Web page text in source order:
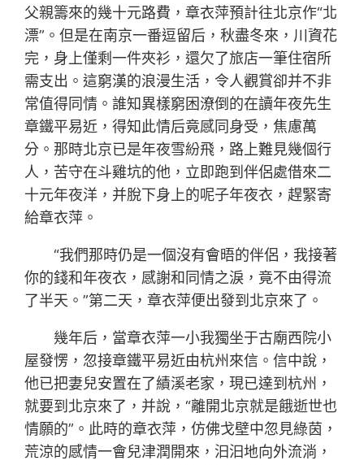
父親籌來的幾十元路費，章衣萍預計往北京作“北
漂”。但是在南京一番逗留后，秋盡冬來，川資花
完，身上僅剩一件夾衫，還欠了旅店一筆住宿所
需支出。這窮漢的浪漫生活，令人觀賞卻并不非
常值得同情。誰知異樣窮困潦倒的在讀年夜先生
章鐵平易近，得知此情后竟感同身受，焦慮萬
分。那時北京已是年夜雪紛飛，路上難見幾個行
人，苦守在斗雞坑的他，立即跑到伴侶處借來二
十元年夜洋，并脫下身上的呢子年夜衣，趕緊寄
給章衣萍。
“我們那時仍是一個沒有會晤的伴侶，我接著
你的錢和年夜衣，感謝和同情之淚，竟不由得流
了半天。”第二天，章衣萍便出發到北京來了。
幾年后，當章衣萍一小我獨坐于古廟西院小
屋發愣，忽接章鐵平易近由杭州來信。信中說，
他已把妻兒安置在了績溪老家，現已達到杭州，
就要到北京來了，并說，“離開北京就是餓逝世也
情願的”。此時的章衣萍，仿佛戈壁中忽見綠茵，
荒涼的感情一會兒津潤開來，汩汩地向外流淌，